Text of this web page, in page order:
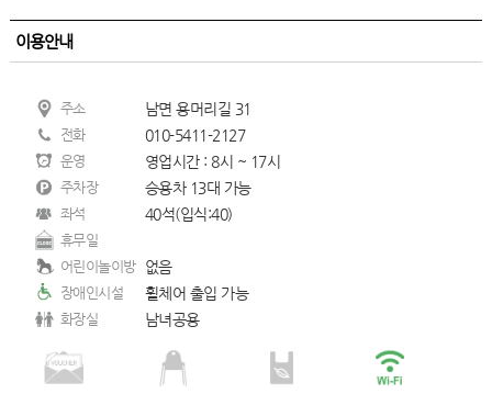
이용안내
주소 남면 용머리길 31
전화 010-5411-2127
운영 영업시간 : 8시 ~ 17시
주차장 승용차 13대 가능
좌석 40석(입식:40)
휴무일
어린이놀이방
없음
장애인시설 휠체어 출입 가능
화장실 남녀공용